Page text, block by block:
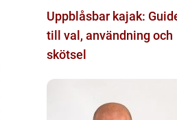
Uppblåsbar kajak:
till val, användning och
skötsel